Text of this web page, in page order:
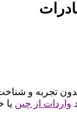
بدون تجربه و
واردات از چین یا